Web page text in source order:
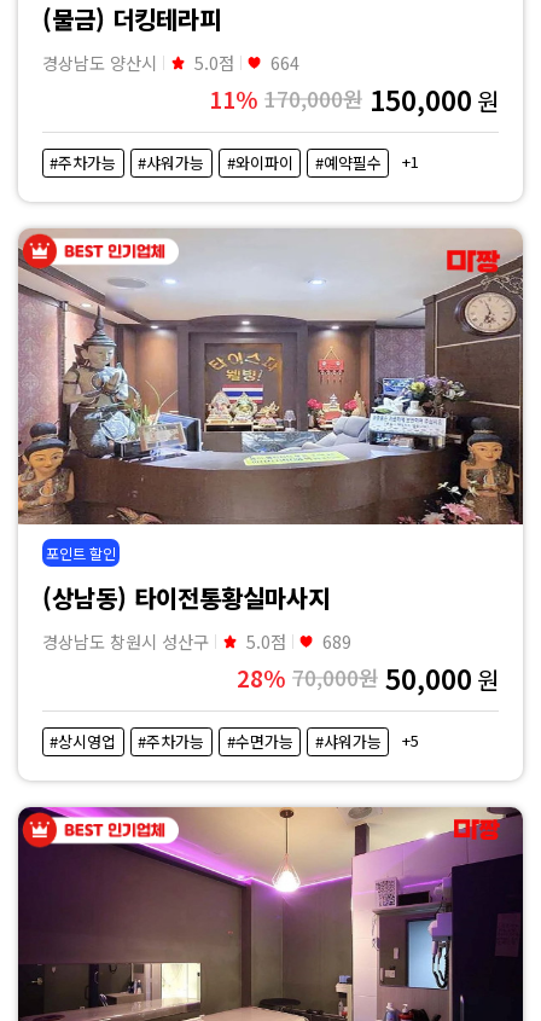
(물금) 더킹테라피
경상남도 양산시 5.0점 664
11% 170,000원 150,000 원
#주차가능 #샤워가능 #와이파이 #예약필수 +1
포인트 할인
(상남동) 타이전통황실마사지
경상남도 창원시 성산구 5.0점 689
28% 70,000원 50,000 원
#상시영업 #주차가능 #수면가능 #샤워가능 +5